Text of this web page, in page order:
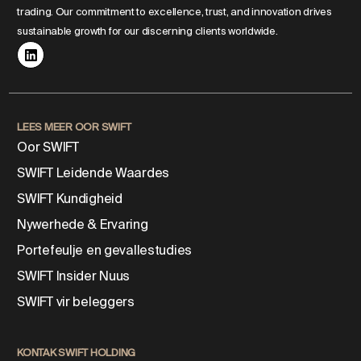
trading. Our commitment to excellence, trust, and innovation drives
sustainable growth for our discerning clients worldwide.
LEES MEER OOR SWIFT
Oor SWIFT
SWIFT Leidende Waardes
SWIFT Kundigheid
Nywerhede & Ervaring
Portefeulje en gevallestudies
SWIFT Insider Nuus
SWIFT vir beleggers
KONTAK SWIFT HOLDING